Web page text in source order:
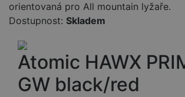
orientovaná pro All mountain lyžaře.
Dostupnost: Skladem
Atomic HAWX
GW black/red